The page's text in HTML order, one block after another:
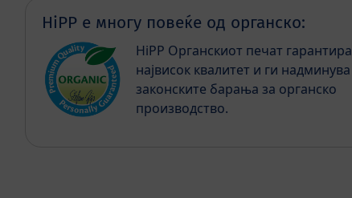
HiPP е многу повеќе од органско:
HiPP Органскиот печат гарантира
највисок квалитет и ги надминува
законските барања за органско
производство.